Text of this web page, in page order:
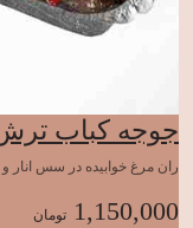
جوجه کباب
ران مرغ خوابیده در سس انار
1,150,000 تومان